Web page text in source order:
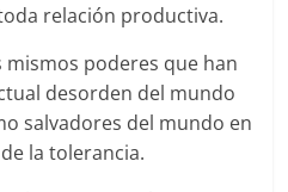
relación productiva.
mismos poderes que han
desorden del mundo
salvadores del mundo en
la tolerancia.